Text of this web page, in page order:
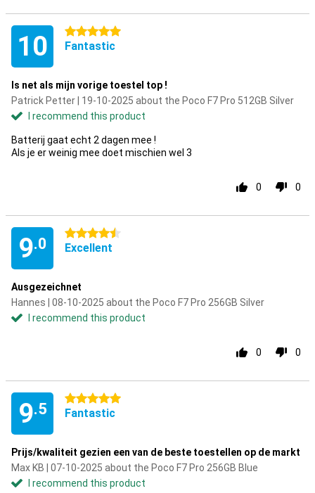
10 5 stars
Fantastic
Is net als mijn vorige toestel top !
Patrick Petter | 19-10-2025 about the Poco F7 Pro 512GB Silver
I recommend this product
Batterij gaat echt 2 dagen mee !
Als je er weinig mee doet mischien wel 3
0 0
9.0
4.5 stars
Excellent
Ausgezeichnet
Hannes | 08-10-2025 about the Poco F7 Pro 256GB Silver
I recommend this product
0 0
9.5
5 stars
Fantastic
Prijs/kwaliteit gezien een van de beste toestellen op de markt
Max KB | 07-10-2025 about the Poco F7 Pro 256GB Blue
I recommend this product